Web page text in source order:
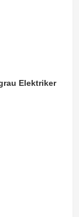
Elektriker